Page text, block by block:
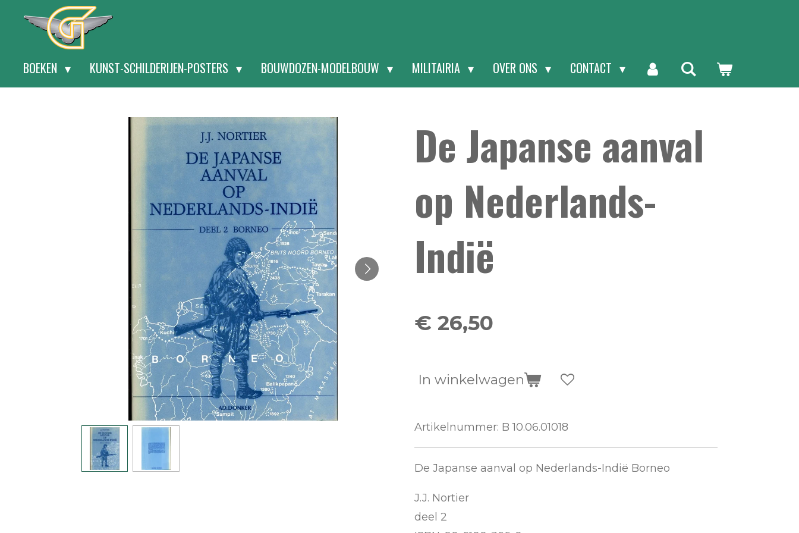
hoofdinhoud
BOEKEN KUNST-SCHILDERIJEN-POSTERS BOUWDOZEN-MODELBOUW MILITAIRIA OVER ONS CONTACT
De Japanse aanval
op Nederlands-
Indië
€ 26,50
In winkelwagen
Artikelnummer: B 10.06.01018
De Japanse aanval op Nederlands-Indië Borneo
J.J. Nortier
deel 2